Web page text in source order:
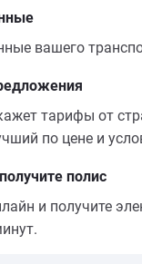
вашего
тарифы от
по цене и
полис
и получите